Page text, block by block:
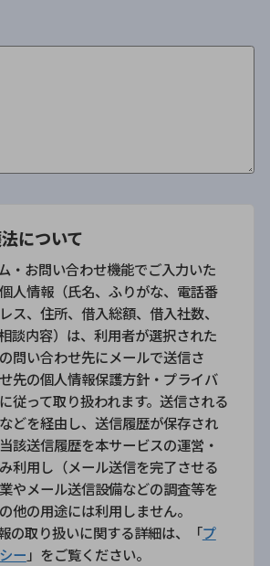
について
・お問い合わせ機能でご入力いた
人情報（氏名、ふりがな、電話番
ス、住所、借入総額、借入社数、
談内容）は、利用者が選択された
問い合わせ先にメールで送信さ
先の個人情報保護方針・プライバ
従って取り扱われます。送信される
どを経由し、送信履歴が保存され
該送信履歴を本サービスの運営・
利用し（メール送信を完了させる
やメール送信設備などの調査等を
他の用途には利用しません。
の取り扱いに関する詳細は、「プ
ー 」をご覧ください。